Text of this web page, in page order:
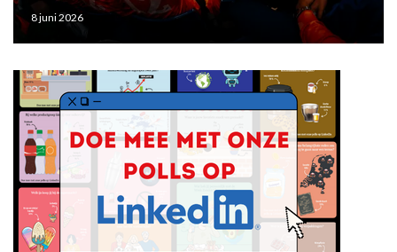
8 juni 2026